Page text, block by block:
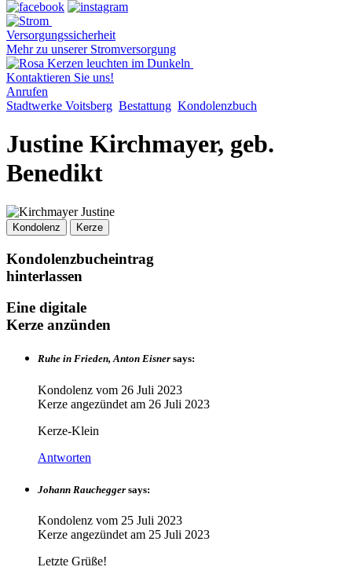
Versorgungssicherheit
Mehr zu unserer Stromversorgung
Kontaktieren Sie uns!
Anrufen
Stadtwerke Voitsberg Bestattung Kondolenzbuch
Justine Kirchmayer, geb.
Benedikt
Kondolenz Kerze
Kondolenzbucheintrag
hinterlassen
Eine digitale
Kerze anzünden
Ruhe in Frieden, Anton Eisner says:
Kondolenz vom 26 Juli 2023
Kerze angezündet am 26 Juli 2023
Kerze-Klein
Antworten
Johann Rauchegger says:
Kondolenz vom 25 Juli 2023
Kerze angezündet am 25 Juli 2023
Letzte Grüße!